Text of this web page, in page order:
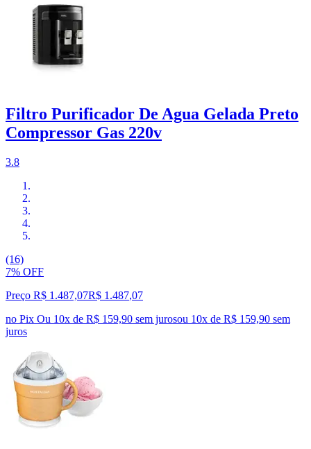
Filtro Purificador De Agua Gelada Preto
Compressor Gas 220v
3.8
(16)
7% OFF
Preço R$ 1.487,07R$ 1.487,07
no Pix Ou 10x de R$ 159,90 sem jurosou 10x de R$ 159,90 sem
juros